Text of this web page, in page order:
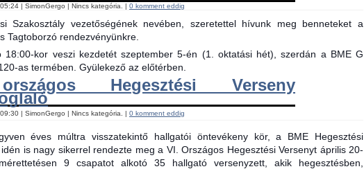
| SimonGergo | Nincs kategória. | 0 komment eddig
Szakosztály vezetőségének nevében, szeretettel hívunk meg benneteket a
Tagtoborzó rendezvényünkre.
18:00-kor veszi kezdetét szeptember 5-én (1. oktatási hét), szerdán a BME G
as termében. Gyülekező az előtérben.
Hegesztési Verseny
| SimonGergo | Nincs kategória. | 0 komment eddig
éves múltra visszatekintő hallgatói öntevékeny kör, a BME Hegesztési
is nagy sikerrel rendezte meg a VI. Országos Hegesztési Versenyt április 20-
9 csapatot alkotó 35 hallgató versenyzett, akik hegesztésben,